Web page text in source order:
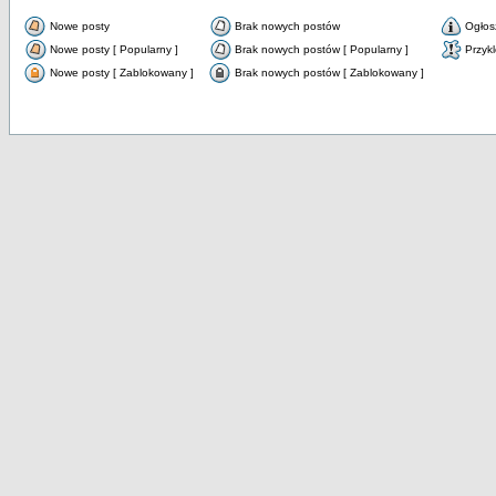
Nowe posty Brak nowych postów
Nowe posty [ Popularny ]
Brak nowych postów [ Popularny ]
Nowe posty [ Zablokowany ]
Brak nowych postów [ Zablokowany ]